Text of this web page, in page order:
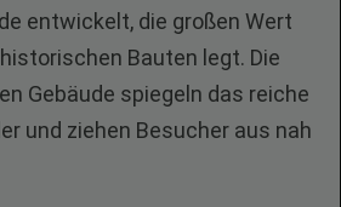
entwickelt, die großen Wert
Bauten legt. Die
Gebäude spiegeln das reiche
und ziehen Besucher aus nah